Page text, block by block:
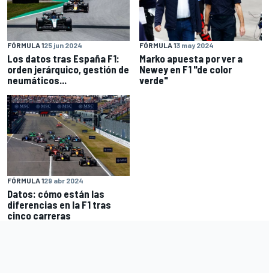
FÓRMULA 125 jun 2024
Los datos tras España F1:
orden jerárquico, gestión de
neumáticos...
FÓRMULA 13 may 2024
Marko apuesta por ver a
Newey en F1 "de color
verde"
FÓRMULA 129 abr 2024
Datos: cómo están las
diferencias en la F1 tras
cinco carreras